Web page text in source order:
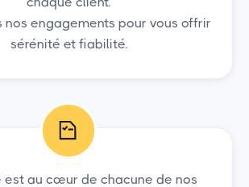
nos engagements pour vous offrir
sérénité et fiabilité.
est au cœur de chacune de nos